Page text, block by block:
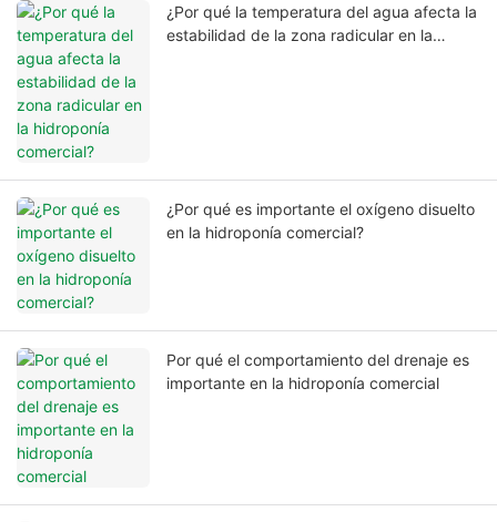
¿Por qué la temperatura del agua afecta la
estabilidad de la zona radicular en la
¿Por qué es importante el oxígeno disuelto
en la hidroponía comercial?
Por qué el comportamiento del drenaje es
importante en la hidroponía comercial